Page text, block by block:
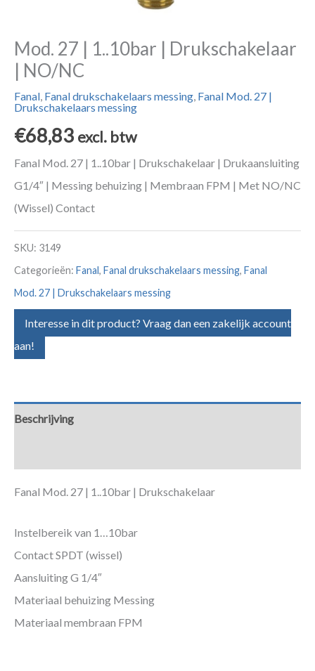
Mod. 27 | 1..10bar | Drukschakelaar
| NO/NC
Fanal, Fanal drukschakelaars messing, Fanal Mod. 27 |
Drukschakelaars messing
€68,83 excl. btw
Fanal Mod. 27 | 1..10bar | Drukschakelaar | Drukaansluiting
G1/4″ | Messing behuizing | Membraan FPM | Met NO/NC
(Wissel) Contact
SKU: 3149
Categorieën: Fanal, Fanal drukschakelaars messing, Fanal
Mod. 27 | Drukschakelaars messing
Interesse in dit product? Vraag dan een zakelijk account
aan!
Beschrijving
Fanal Mod. 27 | 1..10bar | Drukschakelaar
Instelbereik van 1…10bar
Contact SPDT (wissel)
Aansluiting G 1/4″
Materiaal behuizing Messing
Materiaal membraan FPM